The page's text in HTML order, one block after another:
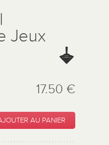
Jeux
17.50 €
AU PANIER